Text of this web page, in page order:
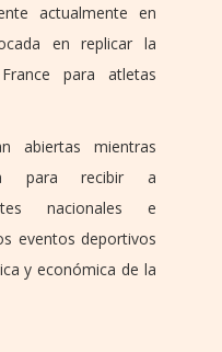
actualmente en
en replicar la
para atletas
abiertas mientras
para recibir a
nacionales e
eventos deportivos
y económica de la